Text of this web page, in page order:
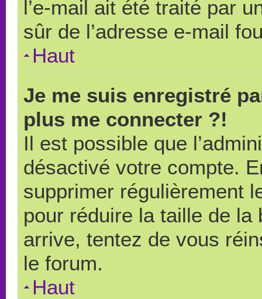
l’e-mail ait été traité par
sûr de l’adresse e-mail
Haut
Je me suis enregistré
plus me connecter ?!
Il est possible que
désactivé votre compte.
supprimer régulièrement
pour réduire la taille de
arrive, tentez de vous
le forum.
Haut